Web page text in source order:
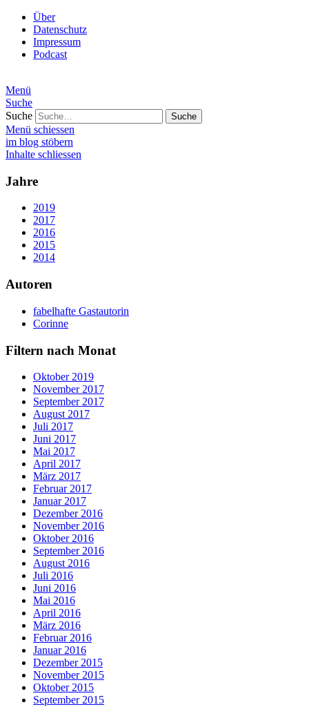
Über
Datenschutz
Impressum
Podcast
Menü
Suche
Suche
Menü schiessen
im blog stöbern
Inhalte schliessen
Jahre
2019
2017
2016
2015
2014
Autoren
fabelhafte Gastautorin
Corinne
Filtern nach Monat
Oktober 2019
November 2017
September 2017
August 2017
Juli 2017
Juni 2017
Mai 2017
April 2017
März 2017
Februar 2017
Januar 2017
Dezember 2016
November 2016
Oktober 2016
September 2016
August 2016
Juli 2016
Juni 2016
Mai 2016
April 2016
März 2016
Februar 2016
Januar 2016
Dezember 2015
November 2015
Oktober 2015
September 2015